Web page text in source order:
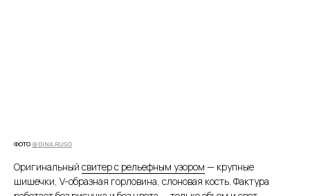
Оригинальный свитер с рельефным узором — крупные
шишечки, V-образная горловина, слоновая кость. Фактура
ФОТО @DINA.RUSO